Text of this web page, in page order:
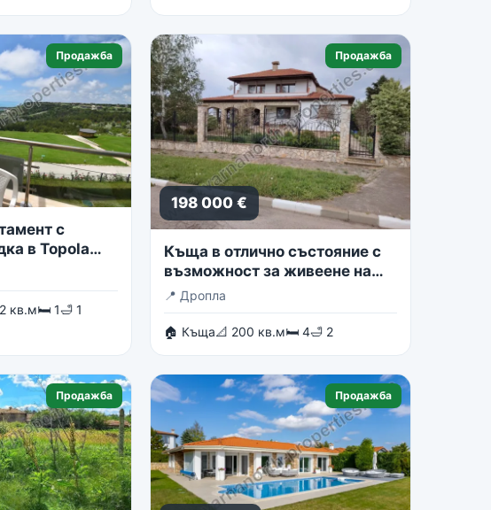
Продажба
с
в Topola
кв.м🛏 1🛁 1
Продажба
198 000 €
Къща в отлично състояние с
възможност за живеене на
две семейства
📍 Дропла
🏠 Къща📐 200 кв.м🛏 4🛁 2
Продажба Продажба